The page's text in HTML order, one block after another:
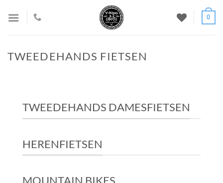
naar
0
TWEEDEHANDS FIETSEN
TWEEDEHANDS DAMESFIETSEN
HERENFIETSEN